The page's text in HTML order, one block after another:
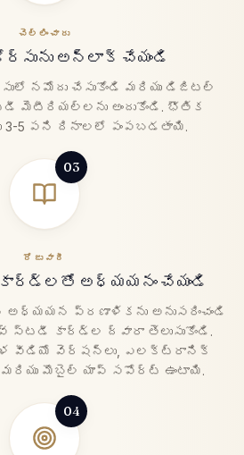
చెల్లించారు
అన్‌లాక్ చేయండి
నమోదు చేసుకోండి మరియు డిజిటల్
మెటీరియల్‌లను అందుకోండి. భౌతిక
3-5 పని దినాలలో పంపబడతాయి.
03
రోజువారీ
కార్డ్‌లతో అధ్యయనం చేయండి
ప్రణాళికను అనుసరించండి
స్టడీ కార్డ్‌ల ద్వారా తెలుసుకోండి.
వీడియో వెర్షన్‌లు, ఎలక్ట్రానిక్
మొబైల్ యాప్ సపోర్ట్ ఉంటాయి.
04